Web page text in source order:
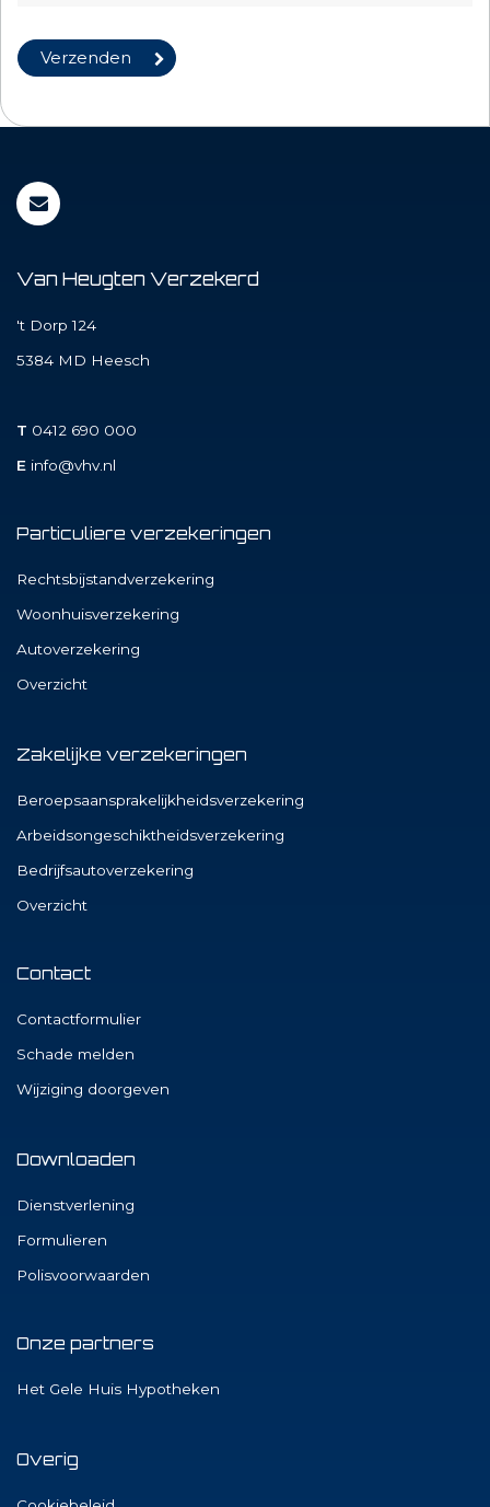
Van Heugten Verzekerd
't Dorp 124
5384 MD Heesch
T 0412 690 000
E info@vhv.nl
Particuliere verzekeringen
Rechtsbijstandverzekering
Woonhuisverzekering
Autoverzekering
Overzicht
Zakelijke verzekeringen
Beroepsaansprakelijkheidsverzekering
Arbeidsongeschiktheidsverzekering
Bedrijfsautoverzekering
Overzicht
Contact
Contactformulier
Schade melden
Wijziging doorgeven
Downloaden
Dienstverlening
Formulieren
Polisvoorwaarden
Onze partners
Het Gele Huis Hypotheken
Overig